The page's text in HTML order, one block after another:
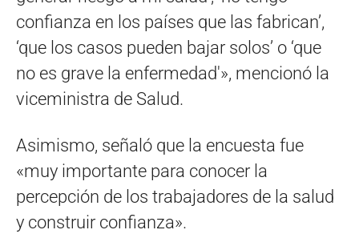
confianza en los países que las fabrican’,
‘que los casos pueden bajar solos’ o ‘que
no es grave la enfermedad'», mencionó la
viceministra de Salud.
Asimismo, señaló que la encuesta fue
«muy importante para conocer la
percepción de los trabajadores de la salud
y construir confianza».